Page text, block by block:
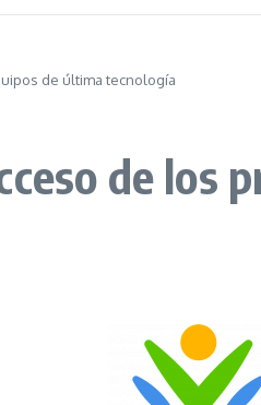
de última tecnología
de los